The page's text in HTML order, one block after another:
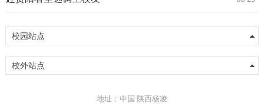
校园站点
校外站点
地址：中国 陕西杨凌